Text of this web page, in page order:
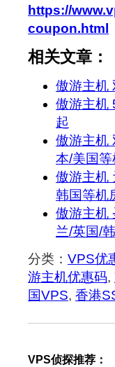
https://
coupon.html
相关文章：
傲游主机
傲游主机
起
傲游主机
本/美国
傲游主机
韩国等机
傲游主机
兰/英国/
分类： VPS优
游主机优惠码,
国VPS, 香港
VPS侦探推荐：